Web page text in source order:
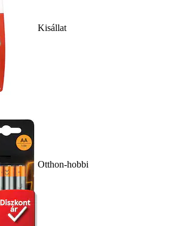
Kisállat
Otthon-hobbi